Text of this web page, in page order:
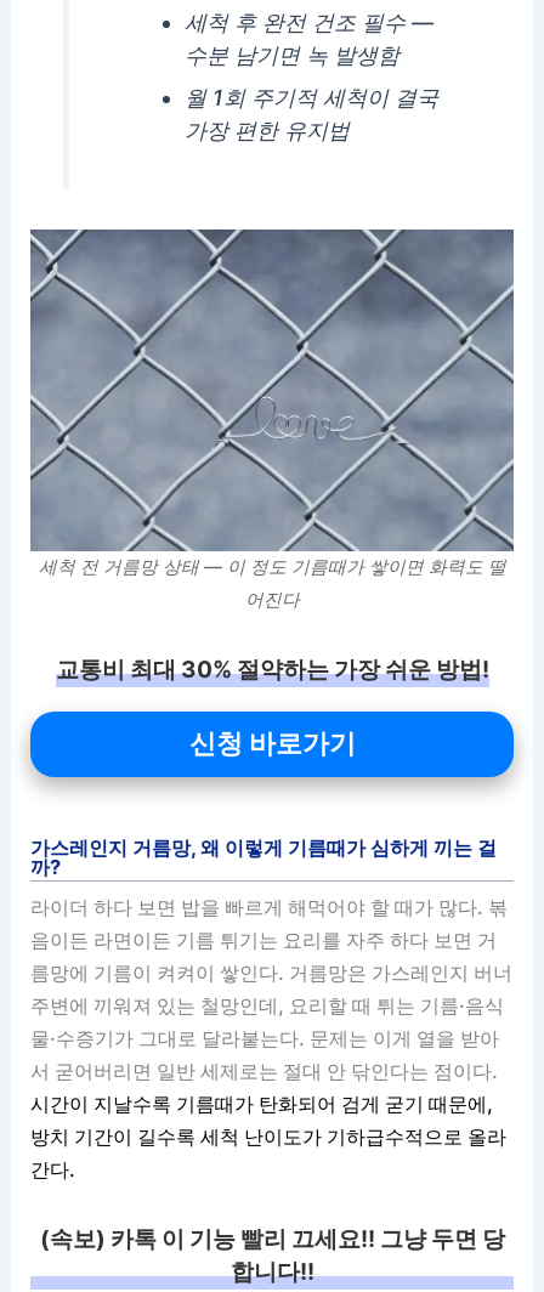
세척 후 완전 건조 필수 —
수분 남기면 녹 발생함
월 1회 주기적 세척이 결국
가장 편한 유지법
세척 전 거름망 상태 — 이 정도 기름때가 쌓이면 화력도 떨
어진다
교통비 최대 30% 절약하는 가장 쉬운 방법!
신청 바로가기
가스레인지 거름망, 왜 이렇게 기름때가 심하게 끼는 걸
까?
라이더 하다 보면 밥을 빠르게 해먹어야 할 때가 많다. 볶
음이든 라면이든 기름 튀기는 요리를 자주 하다 보면 거
름망에 기름이 켜켜이 쌓인다. 거름망은 가스레인지 버너
주변에 끼워져 있는 철망인데, 요리할 때 튀는 기름·음식
물·수증기가 그대로 달라붙는다. 문제는 이게 열을 받아
서 굳어버리면 일반 세제로는 절대 안 닦인다는 점이다.
시간이 지날수록 기름때가 탄화되어 검게 굳기 때문에,
방치 기간이 길수록 세척 난이도가 기하급수적으로 올라
간다.
(속보) 카톡 이 기능 빨리 끄세요!! 그냥 두면 당
합니다!!